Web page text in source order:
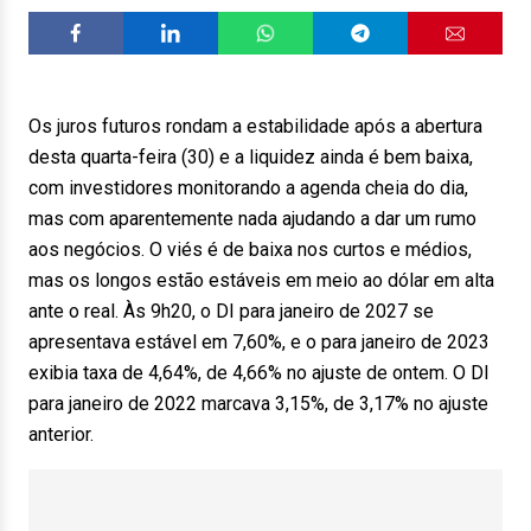
Os juros futuros rondam a estabilidade após a abertura
desta quarta-feira (30) e a liquidez ainda é bem baixa,
com investidores monitorando a agenda cheia do dia,
mas com aparentemente nada ajudando a dar um rumo
aos negócios. O viés é de baixa nos curtos e médios,
mas os longos estão estáveis em meio ao dólar em alta
ante o real. Às 9h20, o DI para janeiro de 2027 se
apresentava estável em 7,60%, e o para janeiro de 2023
exibia taxa de 4,64%, de 4,66% no ajuste de ontem. O DI
para janeiro de 2022 marcava 3,15%, de 3,17% no ajuste
anterior.